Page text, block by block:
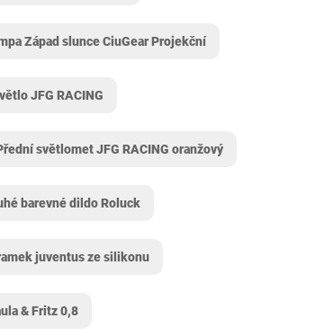
Západ slunce CiuGear Projekční
JFG RACING
světlomet JFG RACING oranžový
barevné dildo Roluck
juventus ze silikonu
& Fritz 0,8